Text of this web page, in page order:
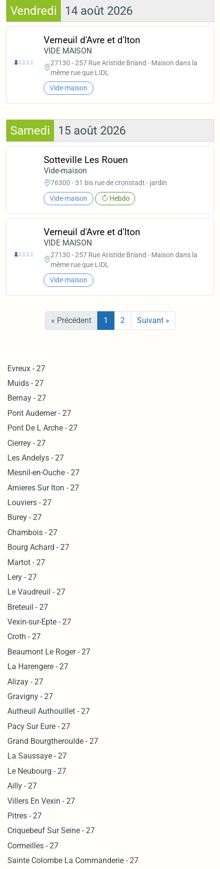
Vendredi 14 août 2026
Verneuil d'Avre et d'Iton
VIDE MAISON
27130 - 257 Rue Aristide Briand - Maison dans la
même rue que LIDL
Vide-maison
Samedi 15 août 2026
Sotteville Les Rouen
Vide-maison
76300 - 31 bis rue de cronstadt - jardin
Vide-maison Hebdo
Verneuil d'Avre et d'Iton
VIDE MAISON
27130 - 257 Rue Aristide Briand - Maison dans la
même rue que LIDL
Vide-maison
« Précédent 1 2 Suivant »
Evreux - 27
Muids - 27
Bernay - 27
Pont Audemer - 27
Pont De L Arche - 27
Cierrey - 27
Les Andelys - 27
Mesnil-en-Ouche - 27
Arnieres Sur Iton - 27
Louviers - 27
Burey - 27
Chambois - 27
Bourg Achard - 27
Martot - 27
Lery - 27
Le Vaudreuil - 27
Breteuil - 27
Vexin-sur-Epte - 27
Croth - 27
Beaumont Le Roger - 27
La Harengere - 27
Alizay - 27
Gravigny - 27
Autheuil Authouillet - 27
Pacy Sur Eure - 27
Grand Bourgtheroulde - 27
La Saussaye - 27
Le Neubourg - 27
Ailly - 27
Villers En Vexin - 27
Pitres - 27
Criquebeuf Sur Seine - 27
Cormeilles - 27
Sainte Colombe La Commanderie - 27